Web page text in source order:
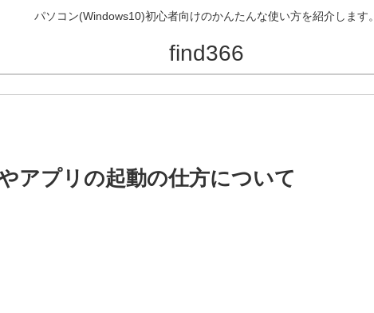
パソコン(Windows10)初心者向けのかんたんな使い方を紹介します。
find366
アプリの起動の仕方について